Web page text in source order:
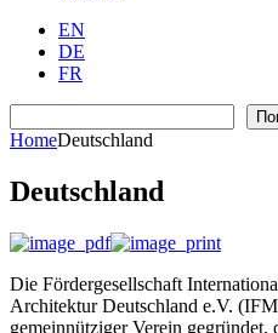
EN
DE
FR
HomeDeutschland
Deutschland
Die Fördergesellschaft
Architektur Deutschland e.V.
gemeinnütziger Verein